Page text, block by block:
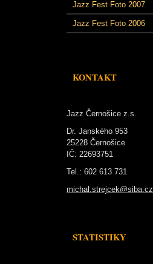
Jazz Fest Foto 2007
Jazz Fest Foto 2006
KONTAKT
Jazz Černošice z.s.
Dr. Janského 953
25228 Černošice
IČ: 22693751
Tel.: 602 613 731
michal.strejcek@siba.cz
STATISTIKY